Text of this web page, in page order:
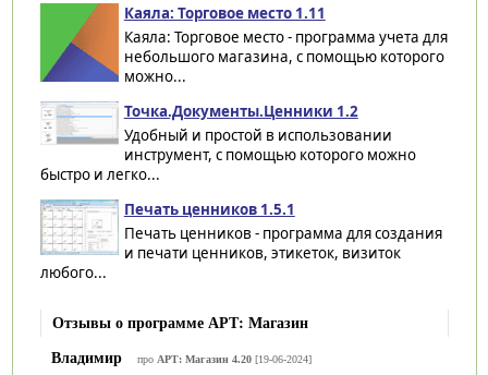
Каяла: Торговое место 1.11
Каяла: Торговое место - программа учета для
небольшого магазина, с помощью которого
можно...
Точка.Документы.Ценники 1.2
Удобный и простой в использовании
инструмент, с помощью которого можно
быстро и легко...
Печать ценников 1.5.1
Печать ценников - программа для создания
и печати ценников, этикеток, визиток
любого...
Отзывы о программе АРТ: Магазин
Владимир
про АРТ: Магазин 4.20[19-06-2024]